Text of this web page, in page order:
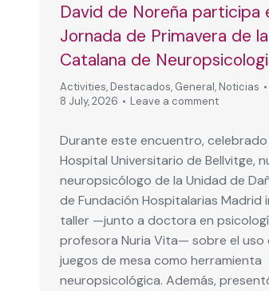
David de Noreña participa
Jornada de Primavera de
Catalana de
Activities, Destacados, General, Noticias
8 July, 2026
Leave a comment
Durante este encuentro, celebrado
Hospital Universitario de Bellvitge,
neuropsicólogo de la Unidad de
de Fundación Hospitalarias Madrid
taller —junto a doctora en
profesora Nuria Vita— sobre el uso
juegos de mesa como herramienta
neuropsicológica. Además,